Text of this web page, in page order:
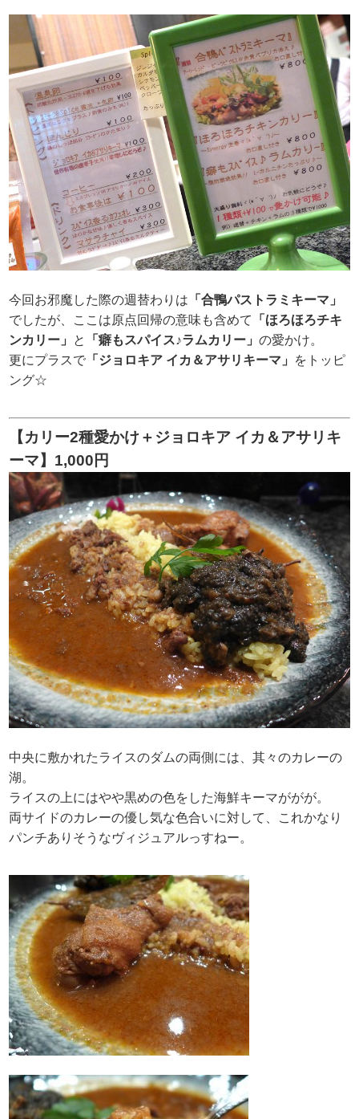
今回お邪魔した際の週替わりは 「合鴨パストラミキーマ」
でしたが、ここは原点回帰の意味も含めて
「ほろほろチキ
ンカリー」
と 「癖もスパイス♪ラムカリー」の愛かけ。
更にプラスで 「ジョロキア イカ＆アサリキーマ」
をトッピ
ング☆
【カリー2種愛かけ＋ジョロキア イカ＆アサリキ
ーマ】1,000円
中央に敷かれたライスのダムの両側には、其々のカレーの
湖。
ライスの上にはやや黒めの色をした海鮮キーマががが。
両サイドのカレーの優し気な色合いに対して、これかなり
パンチありそうなヴィジュアルっすねー。